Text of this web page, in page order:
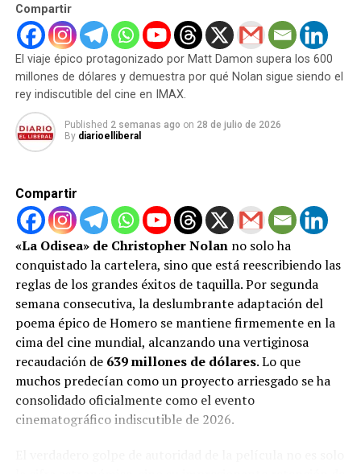
La llegada de esta nueva socorrista a la playa de Santa
Mónica revolucionó la serie y al planeta entero. CJ
Parker se convirtió en icono de los 90 y su bikini rojo en
pieza de culto.
Pamela Anderson
Pamela Anderson estuvo cinco temporadas en
elegir bien los títulos en los que trabajar y acabó siendo
un anhelo ‘romántico’ del pasado y un símbolo del final
de siglo.
Para estas y otras noticias visita nuestro portal web
Diario el Liberaltu pagina favorita.
RELATED TOPICS: DESTACADOS INTERNACIONAL
UP NEXT
No cancelara su Noche de Fin de Año
DON'T MISS
Marc Anthony desvela el motivo del gesto
Compartir
El viaje épico protagonizado por Matt Damon supera los 600
millones de dólares y demuestra por qué Nolan sigue siendo el
rey indiscutible del cine en IMAX.
Published 2 semanas ago on 28 de julio de 2026
By diarioelliberal
Compartir
«La Odisea» de Christopher Nolanno solo ha
conquistado la cartelera, sino que está reescribiendo las
reglas de los grandes éxitos de taquilla. Por segunda
semana consecutiva, la deslumbrante adaptación del
poema épico de Homero se mantiene firmemente en la
cima del cine mundial, alcanzando una vertiginosa
recaudación de 639 millones de dólares. Lo que
muchos predecían como un proyecto arriesgado se ha
consolidado oficialmente como el evento
cinematográfico indiscutible de 2026.